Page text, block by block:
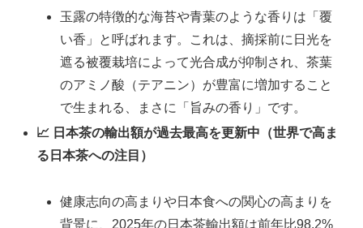
玉露の特徴的な海苔や青葉のような香りは「覆
い香」と呼ばれます。これは、摘採前に日光を
遮る被覆栽培によって光合成が抑制され、茶葉
のアミノ酸（テアニン）が豊富に増加すること
で生まれる、まさに「旨みの香り」です。
📈 日本茶の輸出額が過去最高を更新中（世界で高ま
る日本茶への注目）
健康志向の高まりや日本食への関心の高まりを
背景に、2025年の日本茶輸出額は前年比98.2%